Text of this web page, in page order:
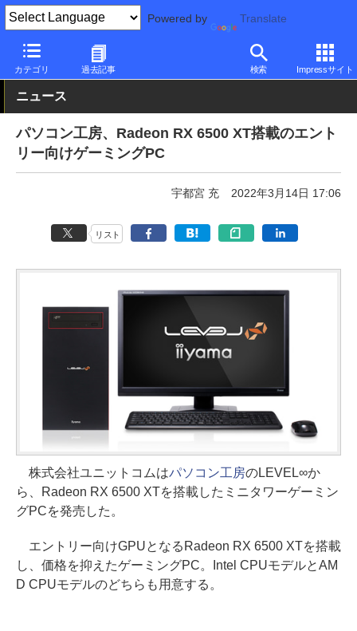
Powered by Translate
カテゴリ 過去記事 検索 Impressサイト
PC Watch パソコン/タブレット/スマートフォン ゲーミングパソ
ニュース
パソコン工房、Radeon RX 6500 XT搭載のエント
リー向けゲーミングPC
宇都宮 充 2022年3月14日 17:06
リスト
株式会社ユニットコムはパソコン工房のLEVEL∞か
ら、Radeon RX 6500 XTを搭載したミニタワーゲーミン
グPCを発売した。
エントリー向けGPUとなるRadeon RX 6500 XTを搭載
し、価格を抑えたゲーミングPC。Intel CPUモデルとAM
D CPUモデルのどちらも用意する。